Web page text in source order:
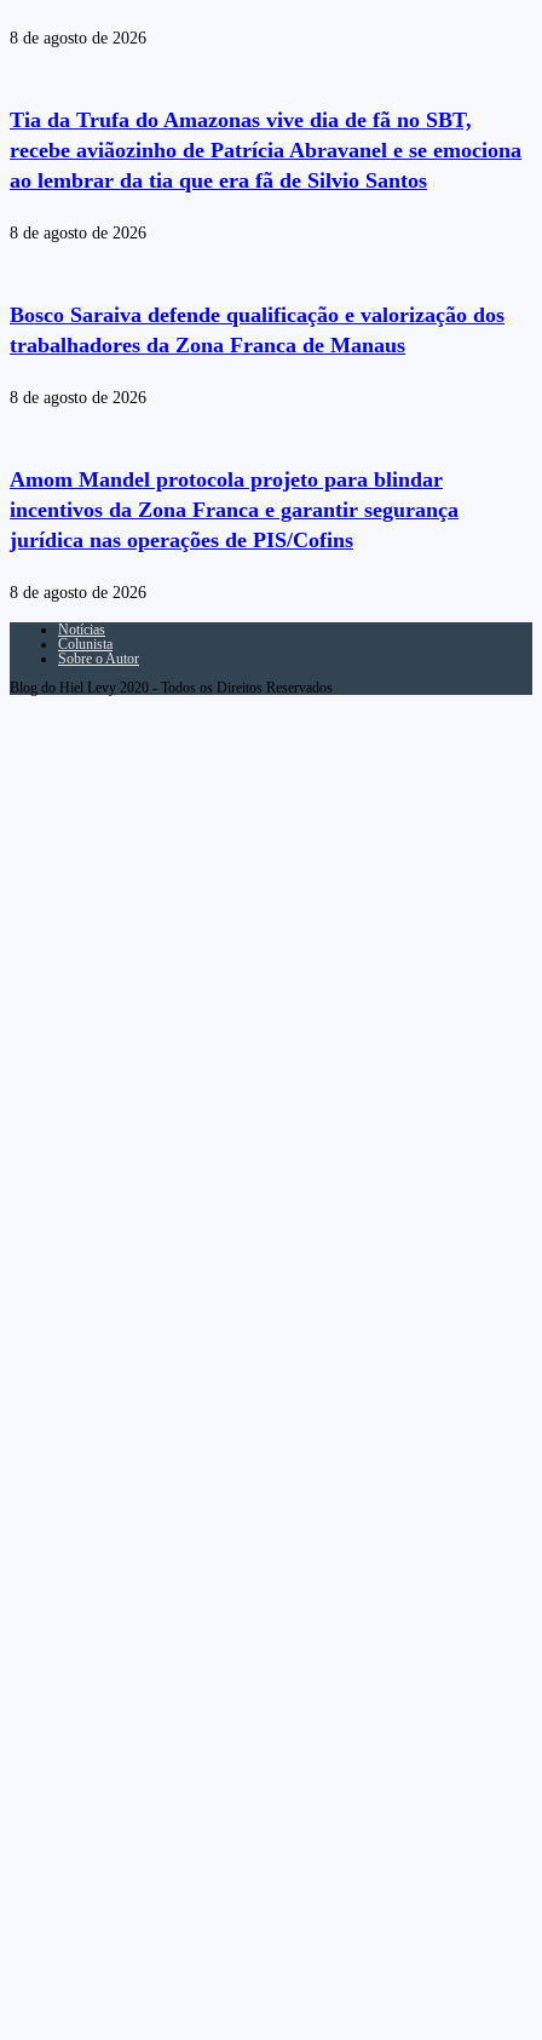
8 de agosto de 2026
Tia da Trufa do Amazonas vive dia de fã no SBT,
recebe aviãozinho de Patrícia Abravanel e se emociona
ao lembrar da tia que era fã de Silvio Santos
8 de agosto de 2026
Bosco Saraiva defende qualificação e valorização dos
trabalhadores da Zona Franca de Manaus
8 de agosto de 2026
Amom Mandel protocola projeto para blindar
incentivos da Zona Franca e garantir segurança
jurídica nas operações de PIS/Cofins
8 de agosto de 2026
Notícias
Colunista
Sobre o Autor
Blog do Hiel Levy 2020 - Todos os Direitos Reservados